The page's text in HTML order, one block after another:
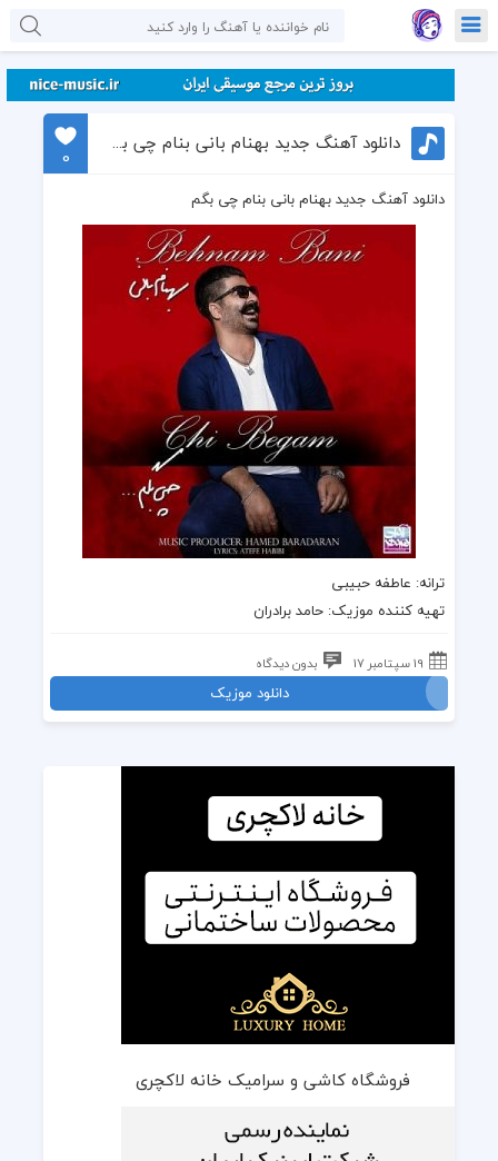
دانلود آهنگ جدید بهنام بانی بنام چی بگم
0
دانلود آهنگ جدید بهنام بانی بنام چی بگم
ترانه: عاطفه حبیبی
تهیه کننده موزیک:حامد برادران
19 سپتامبر 17 بدون دیدگاه
دانلود موزیک
فروشگاه کاشی و سرامیک خانه لاکچری